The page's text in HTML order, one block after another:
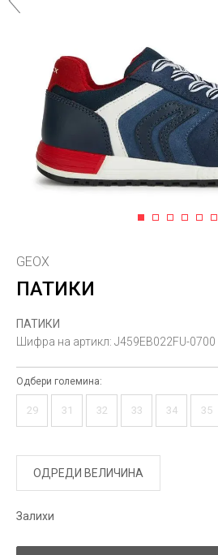
1 2 3 4 5 6
GEOX
ПАТИКИ
ПАТИКИ
Шифра на артикл: J459EB022FU-0700
Одбери големина:
29 31 32 33 34 35
ОДРЕДИ ВЕЛИЧИНА
Залихи